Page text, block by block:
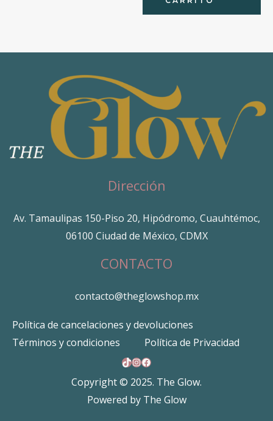
Dirección
Av. Tamaulipas 150-Piso 20, Hipódromo, Cuauhtémoc,
06100 Ciudad de México, CDMX
CONTACTO
contacto@theglowshop.mx
Política de cancelaciones y devoluciones
Términos y condiciones
Política de Privacidad
TikTok
Instagram
Facebook
Copyright © 2025. The Glow.
Powered by The Glow